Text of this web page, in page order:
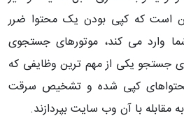
است که کپی بودن یک محتوا ضرر
وارد می کند، موتورهای جستجوی
جستجو یکی از مهم ترین وظایفی که
کپی شده و تشخیص سرقت
مقابله با آن وب سایت بپردازند.